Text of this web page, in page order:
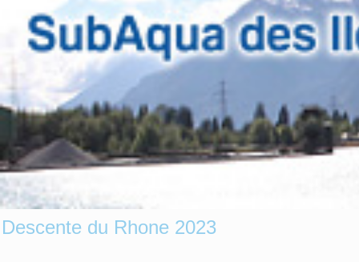
Descente du Rhone 2023